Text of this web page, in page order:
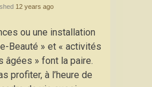
12 years ago
ou une installation
Beauté » et « activités
âgées » font la paire.
profiter, à l’heure de